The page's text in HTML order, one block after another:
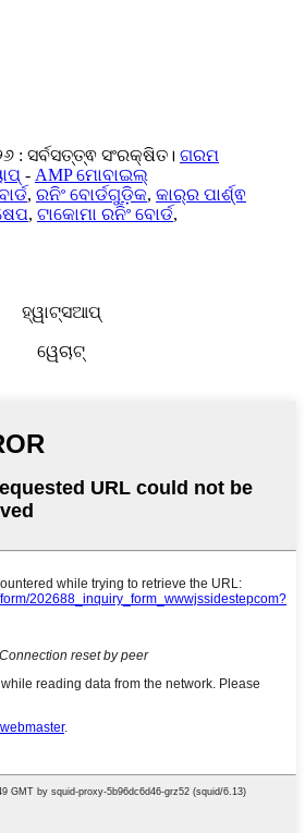
: ସର୍ବସତ୍ତ୍ଵ ସଂରକ୍ଷିତ। ଗରମ
- AMP ମୋବାଇଲ୍
, ରନିଂ ବୋର୍ଡଗୁଡ଼ିକ, କାର୍‌ର ପାର୍ଶ୍ଵ
, ଟାକୋମା ରନିଂ ବୋର୍ଡ,
ହ୍ୱାଟ୍ସଆପ୍
ୱେଚାଟ୍